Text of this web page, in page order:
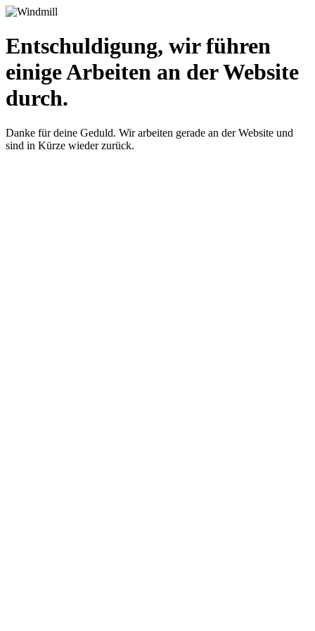
Entschuldigung, wir führen
einige Arbeiten an der Website
durch.
Danke für deine Geduld. Wir arbeiten gerade an der Website und
sind in Kürze wieder zurück.